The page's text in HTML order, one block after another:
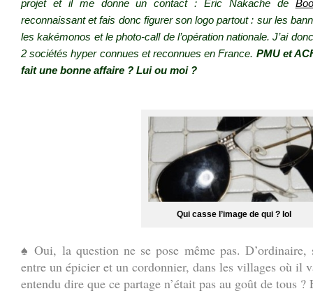
projet et il me donne un contact : Eric Nakache de
reconnaissant et fais donc figurer son logo partout : sur les
les kakémonos et le photo-call de l’opération nationale. J’ai
2 sociétés hyper connues et reconnues en France. PMU et
fait une bonne affaire ? Lui ou moi ?
Qui casse l’image de qui ? lol
♠ Oui, la question ne se pose même pas.
entre un épicier et un cordonnier, dans les villages où il
entendu dire que ce partage n’était pas au goût de tous ?